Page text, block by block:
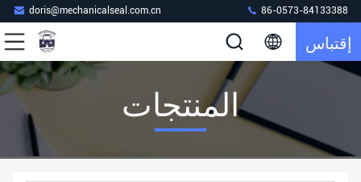
doris@mechanicalseal.com.cn 86-0573-84133388
إقتباس
المنتجات